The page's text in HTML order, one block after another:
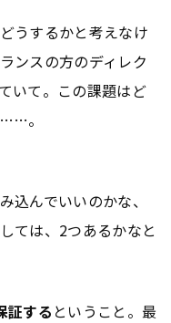
うするかと考えなけ
ンスの方のディレク
いて。この課題はど
。
込んでいいのかな、
ては、2つあるかなと
証する ということ。最